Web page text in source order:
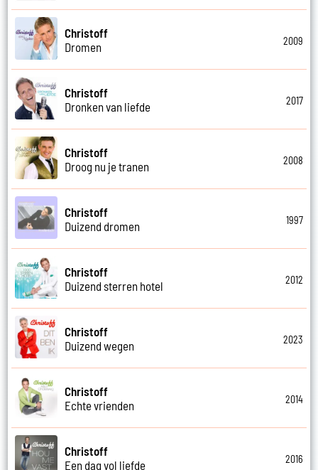
Christoff
Dromen
2009
Christoff
Dronken van liefde
2017
Christoff
Droog nu je tranen
2008
Christoff
Duizend dromen
1997
Christoff
Duizend sterren hotel
2012
Christoff
Duizend wegen
2023
Christoff
Echte vrienden
2014
Christoff
Een dag vol liefde
2016